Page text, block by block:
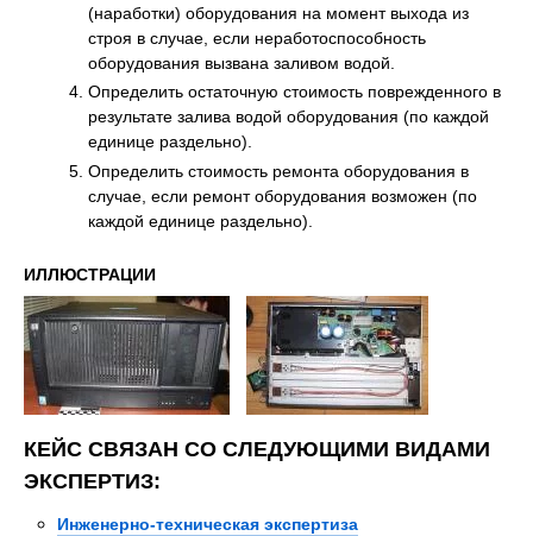
(наработки) оборудования на момент выхода из
строя в случае, если неработоспособность
оборудования вызвана заливом водой.
Определить остаточную стоимость поврежденного в
результате залива водой оборудования (по каждой
единице раздельно).
Определить стоимость ремонта оборудования в
случае, если ремонт оборудования возможен (по
каждой единице раздельно).
ИЛЛЮСТРАЦИИ
КЕЙС СВЯЗАН СО СЛЕДУЮЩИМИ ВИДАМИ
ЭКСПЕРТИЗ:
Инженерно-техническая экспертиза